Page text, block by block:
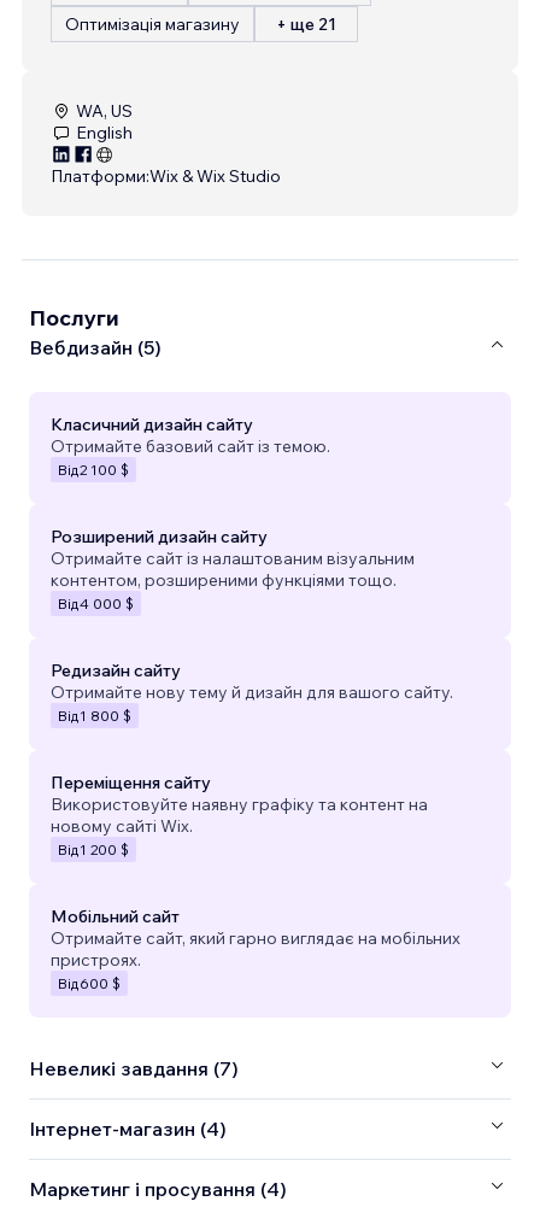
Оптимізація магазину
+ ще 21
WA, US
English
Платформи:Wix & Wix Studio
Послуги
Вебдизайн (5)
Класичний дизайн сайту
Отримайте базовий сайт із темою.
Від2 100 $
Розширений дизайн сайту
Отримайте сайт із налаштованим візуальним
контентом, розширеними функціями тощо.
Від4 000 $
Редизайн сайту
Отримайте нову тему й дизайн для вашого сайту.
Від 1 800 $
Переміщення сайту
Використовуйте наявну графіку та контент на
новому сайті Wix.
Від 1 200 $
Мобільний сайт
Отримайте сайт, який гарно виглядає на мобільних
пристроях.
Від 600 $
Невеликі завдання (7)
Інтернет-магазин (4)
Маркетинг і просування (4)